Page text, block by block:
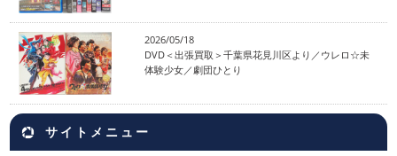
2026/05/18
DVD＜出張買取＞千葉県花見川区より／ウレロ☆未
体験少女／劇団ひとり
サイトメニュー